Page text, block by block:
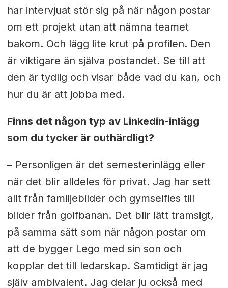
har intervjuat stör sig på när någon postar
om ett projekt utan att nämna teamet
bakom. Och lägg lite krut på profilen. Den
är viktigare än själva postandet. Se till att
den är tydlig och visar både vad du kan, och
hur du är att jobba med.
Finns det någon typ av Linkedin-inlägg
som du tycker är outhärdligt?
– Personligen är det semesterinlägg eller
när det blir alldeles för privat. Jag har sett
allt från familjebilder och gymselfies till
bilder från golfbanan. Det blir lätt tramsigt,
på samma sätt som när någon postar om
att de bygger Lego med sin son och
kopplar det till ledarskap. Samtidigt är jag
själv ambivalent. Jag delar ju också med